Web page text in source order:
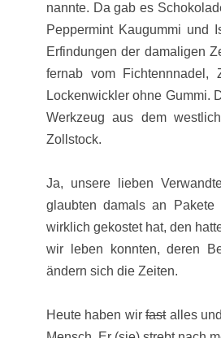
nannte. Da gab es
Peppermint Kaugummi und
Erfindungen der damaligen
fernab vom Fichtennnadel,
Lockenwickler ohne Gummi.
Werkzeug aus dem
Zollstock.
Ja, unsere lieben
glaubten damals an
wirklich gekostet hat, den
wir leben konnten, deren
ändern sich die Zeiten.
Heute haben wirfastalles